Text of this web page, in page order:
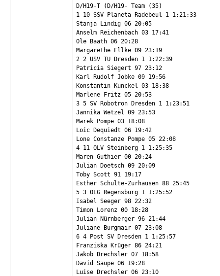
D/H19-T (D/H19- Team (35)
1 10 SSV Planeta Radebeul 1 1:21:33
Stanja Lindig 06 20:05
Anselm Reichenbach 03 17:41
Ole Baath 06 20:28
Margarethe Ellke 09 23:19
2 2 USV TU Dresden 1 1:22:39
Patricia Siegert 97 23:12
Karl Rudolf Jobke 09 19:56
Konstantin Kunckel 03 18:38
Marlene Fritz 05 20:53
3 5 SV Robotron Dresden 1 1:23:51
Jannika Wetzel 09 23:53
Marek Pompe 03 18:08
Loic Dequiedt 06 19:42
Lone Constanze Pompe 05 22:08
4 11 OLV Steinberg 1 1:25:35
Maren Guthier 00 20:24
Julian Doetsch 09 20:09
Toby Scott 91 19:17
Esther Schulte-Zurhausen 88 25:45
5 3 OLG Regensburg 1 1:25:52
Isabel Seeger 98 22:32
Timon Lorenz 00 18:28
Julian Nürnberger 96 21:44
Juliane Burgmair 07 23:08
6 4 Post SV Dresden 1 1:25:57
Franziska Krüger 86 24:21
Jakob Drechsler 07 18:58
David Saupe 06 19:28
Luise Drechsler 06 23:10